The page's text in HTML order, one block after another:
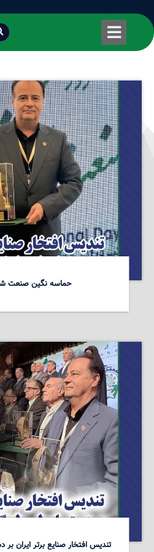
طراحی شده توسط محمود سیفی | 4215
حماسه نگین صنعت
تندیس افتخار صنایع برتر ایران